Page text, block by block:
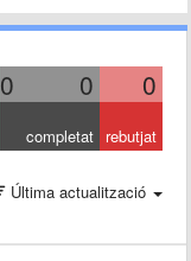
0 0 0
completat rebutjat
Última actualització